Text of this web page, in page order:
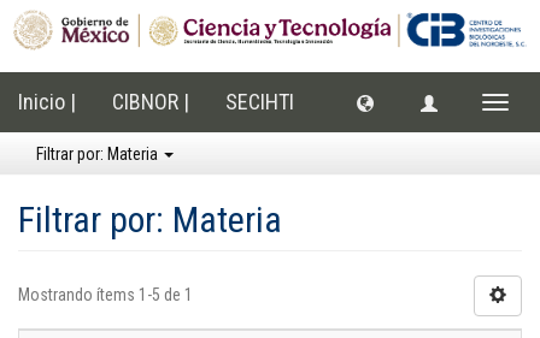
Inicio | CIBNOR | SECIHTI
Filtrar por: Materia
Filtrar por: Materia
Mostrando ítems 1-5 de 1